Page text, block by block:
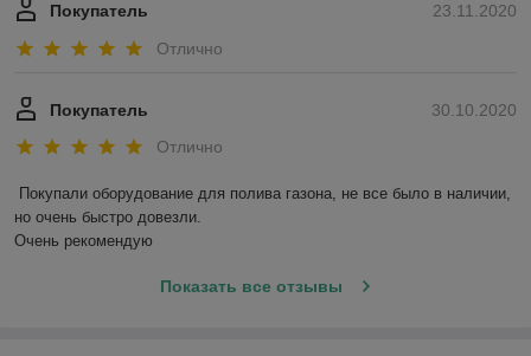
23.11.2020
Покупатель
Отлично
30.10.2020
Покупатель
Отлично
Покупали оборудование для полива газона, не все было в наличии,
но очень быстро довезли.
Очень рекомендую
Показать все отзывы